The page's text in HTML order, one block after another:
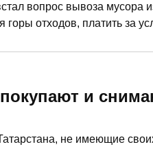
вопрос вывоза мусора
отходов, платить за
«РТ» разбиралась в
и
не имеющие